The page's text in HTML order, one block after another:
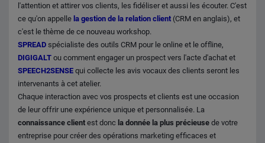
l'attention et attirer vos clients, les fidéliser et aussi les écouter. C'est
ce qu'on appelle la gestion de la relation client (CRM en anglais), et
c'est le thème de ce nouveau workshop.
SPREAD spécialiste des outils CRM pour le online et le offline,
DIGIGALT ou comment engager un prospect vers l'acte d'achat et
SPEECH2SENSE qui collecte les avis vocaux des clients seront les
intervenants à cet atelier.
Chaque interaction avec vos prospects et clients est une occasion
de leur offrir une expérience unique et personnalisée. La
connaissance client est donc la donnée la plus précieuse de votre
entreprise pour créer des opérations marketing efficaces et